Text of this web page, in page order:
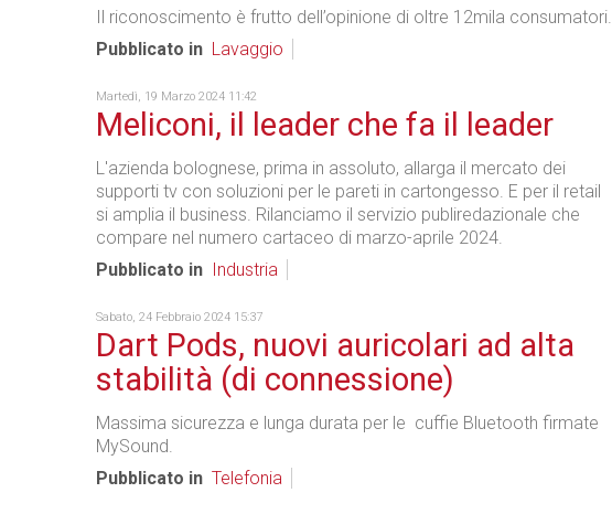
Il riconoscimento è frutto dell’opinione di oltre 12mila consumatori.
Pubblicato in Lavaggio
Martedì, 19 Marzo 2024 11:42
Meliconi, il leader che fa il leader
L'azienda bolognese, prima in assoluto, allarga il mercato dei
supporti tv con soluzioni per le pareti in cartongesso. E per il retail
si amplia il business. Rilanciamo il servizio publiredazionale che
compare nel numero cartaceo di marzo-aprile 2024.
Pubblicato in
Industria
Sabato, 24 Febbraio 2024 15:37
Dart Pods, nuovi auricolari ad alta
stabilità (di connessione)
Massima sicurezza e lunga durata per le cuffie Bluetooth firmate
MySound.
Pubblicato in Telefonia